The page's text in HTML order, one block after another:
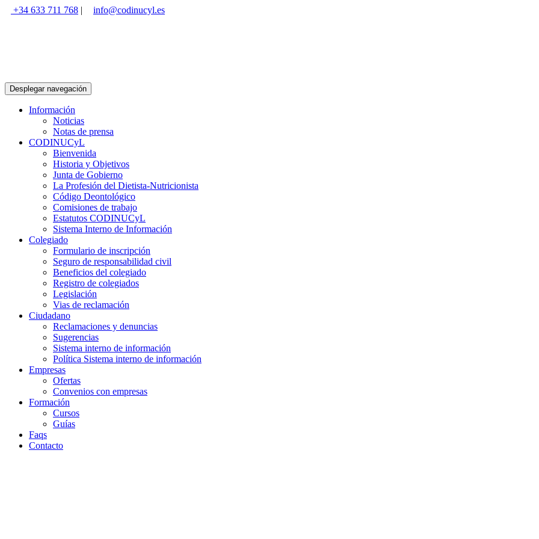
+34 633 711 768 |
info@codinucyl.es
Desplegar navegación
Información
Noticias
Notas de prensa
CODINUCyL
Bienvenida
Historia y Objetivos
Junta de Gobierno
La Profesión del Dietista-Nutricionista
Código Deontológico
Comisiones de trabajo
Estatutos CODINUCyL
Sistema Interno de Información
Colegiado
Formulario de inscripción
Seguro de responsabilidad civil
Beneficios del colegiado
Registro de colegiados
Legislación
Vias de reclamación
Ciudadano
Reclamaciones y denuncias
Sugerencias
Sistema interno de información
Política Sistema interno de información
Empresas
Ofertas
Convenios con empresas
Formación
Cursos
Guías
Faqs
Contacto